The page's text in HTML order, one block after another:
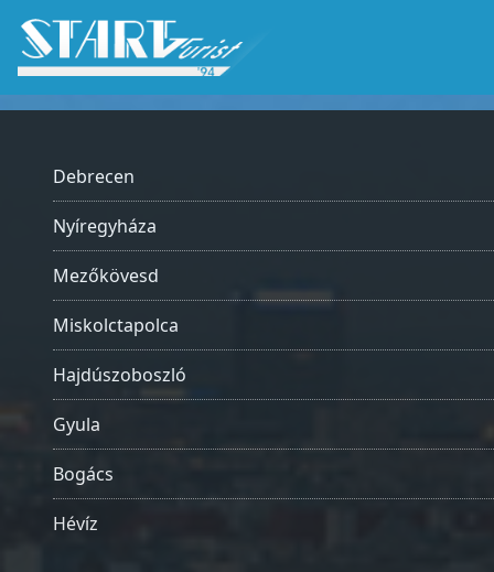
Debrecen
Nyíregyháza
Mezőkövesd
Miskolctapolca
Hajdúszoboszló
Gyula
Bogács
Hévíz